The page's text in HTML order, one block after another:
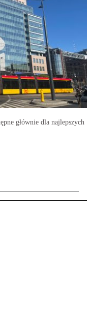
głównie dla najlepszych